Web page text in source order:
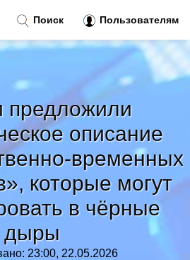
предложили
описание
временных
которые могут
в чёрные
дыры
23:00, 22.05.2026
Поиск Пользователям